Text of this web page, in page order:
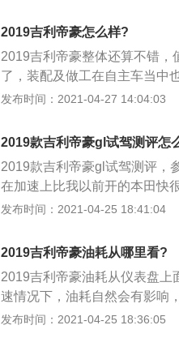
对于一般的家庭出游还是可以的
感，同时无论是黑色中网格栅
出吉利在外形设计上已经相当
不吝啬地把该有的特诊都展现
好通过性的年轻消费者来说，
2019吉利帝豪怎么样?
2019吉利帝豪整体还算不错，
了，装配及做工在自主车当中
体，一般都是些小毛病不会有
车匹配的自动挡一般都是进口
么。开过一次手动的F6，我只
发布时间：2021-04-27 14:04:03
2019款吉利帝豪gl试驾测评怎
2019款吉利帝豪gl试驾测评，
在加速上比我以前开的本田快
车上拉着500多斤的东西开着
稳，多功能方向盘用起来方便
用起来轻盈，不会感觉到累；
均油耗9.0，自动挡的这样的车
以接受；舒适性方面，座椅软
用。
发布时间：2021-04-25 18:41:04
2019吉利帝豪油耗从哪里看?
2019吉利帝豪油耗从仪表盘
速情况下，油耗自然会有影响
耗高，经济转速在2000-4000
发布时间：2021-04-25 18:36:05